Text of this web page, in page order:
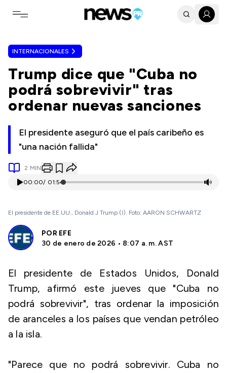
Toggle navigation menu
INTERNACIONALES
Trump dice que "Cuba no
podrá sobrevivir" tras
ordenar nuevas sanciones
El presidente aseguró que el país caribeño es
"una nación fallida"
2 MIN
00:00/ 01:54
El presidente de EE.UU., Donald J Trump (I). Foto: AARON SCHWARTZ
POR EFE
30 de enero de 2026 • 8:07 a. m. AST
El presidente de Estados Unidos, Donald
Trump, afirmó este jueves que "Cuba no
podrá sobrevivir", tras ordenar la imposición
de aranceles a los países que vendan petróleo
a la isla.
"Parece que no podrá sobrevivir. Cuba no